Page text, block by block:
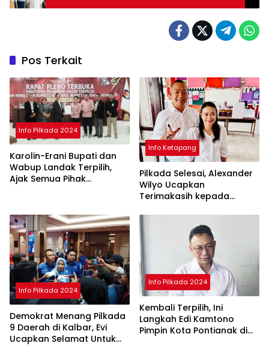
Pos Terkait
Info Pilkada 2024
Karolin-Erani Bupati dan
Wabup Landak Terpilih,
Ajak Semua Pihak
Info Ketapang
Pilkada Selesai, Alexander
Wilyo Ucapkan
Terimakasih kepada
Info Pilkada 2024
Demokrat Menang Pilkada
9 Daerah di Kalbar, Evi
Ucapkan Selamat Untuk
Info Pilkada 2024
Kembali Terpilih, Ini
Langkah Edi Kamtono
Pimpin Kota Pontianak di